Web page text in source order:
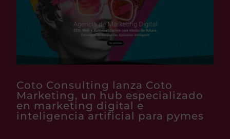
Coto Consulting lanza Coto
Marketing, un hub especializado
en marketing digital e
inteligencia artificial para pymes